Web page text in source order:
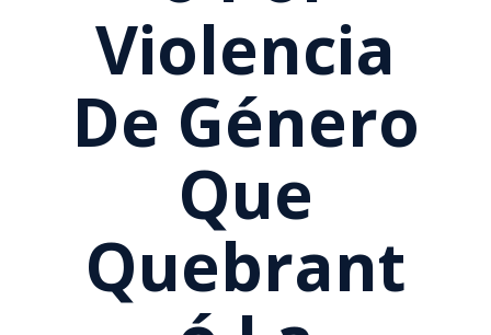
Violencia
De Género
Que
Quebrant